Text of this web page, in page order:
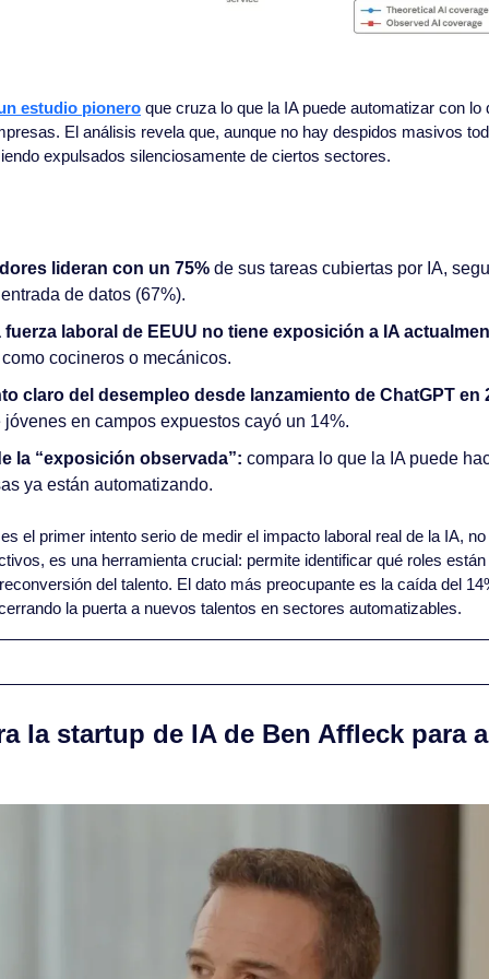
estudio pionero que cruza lo que la IA puede automatizar con lo
El análisis revela que, aunque no hay despidos masivos
expulsados silenciosamente de ciertos sectores.
lideran con un 75% de sus tareas cubiertas por IA,
de datos (67%).
fuerza laboral de EEUU no tiene exposición a IA
cocineros o mecánicos.
claro del desempleo desde lanzamiento de ChatGPT en
en campos expuestos cayó un 14%.
la “exposición observada”: compara lo que la IA puede
ya están automatizando.
el primer intento serio de medir el impacto laboral real de la IA,
es una herramienta crucial: permite identificar qué roles
del talento. El dato más preocupante es la caída del
la puerta a nuevos talentos en sectores automatizables.
la startup de IA de Ben Affleck para